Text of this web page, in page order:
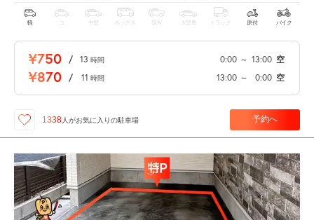
軽 中型 ボックス SUV 大型車 トラック 原付 バイク
¥750 / 13 時間 0:00 ～ 13:00 空
¥870 / 11 時間 13:00 ～ 0:00 空
1338 人がお気に入りの駐車場 予約へ